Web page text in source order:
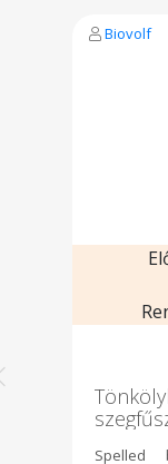
Biovolf
Spelled